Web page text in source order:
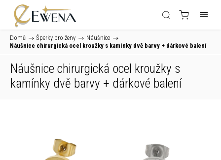
Domů / Šperky pro ženy / Náušnice /
Náušnice chirurgická ocel kroužky s kamínky dvě barvy + dárkové balení
Náušnice chirurgická ocel kroužky s
kamínky dvě barvy + dárkové balení